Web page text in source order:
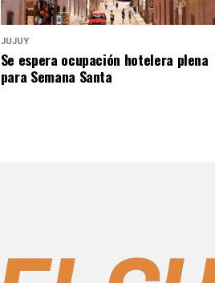
JUJUY
Se espera ocupación hotelera plena
para Semana Santa